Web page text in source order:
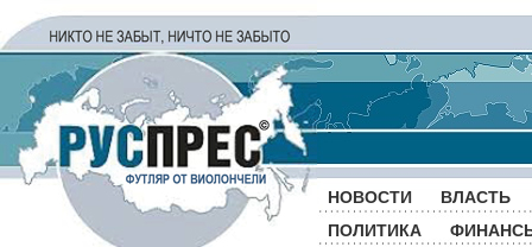
НОВОСТИ
ВЛАСТЬ
ПОЛИТИКА